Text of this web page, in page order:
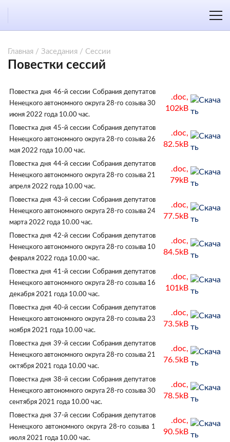
Главная / Заседания / Сессии
Повестки сессий
Повестка дня 46-й сессии Собрания депутатов
Ненецкого автономного округа 28-го созыва 30
июня 2022 года 10.00 час.
.doc,
102kB
Повестка дня 45-й сессии Собрания депутатов
Ненецкого автономного округа 28-го созыва 26
мая 2022 года 10.00 час.
.doc,
82.5kB
Повестка дня 44-й сессии Собрания депутатов
Ненецкого автономного округа 28-го созыва 21
апреля 2022 года 10.00 час.
.doc,
79kB
Повестка дня 43-й сессии Собрания депутатов
Ненецкого автономного округа 28-го созыва 24
марта 2022 года 10.00 час.
.doc,
77.5kB
Повестка дня 42-й сессии Собрания депутатов
Ненецкого автономного округа 28-го созыва 10
февраля 2022 года 10.00 час.
.doc,
84.5kB
Повестка дня 41-й сессии Собрания депутатов
Ненецкого автономного округа 28-го созыва 16
декабря 2021 года 10.00 час.
.doc,
101kB
Повестка дня 40-й сессии Собрания депутатов
Ненецкого автономного округа 28-го созыва 23
ноября 2021 года 10.00 час.
.doc,
73.5kB
Повестка дня 39-й сессии Собрания депутатов
Ненецкого автономного округа 28-го созыва 21
октября 2021 года 10.00 час.
.doc,
76.5kB
Повестка дня 38-й сессии Собрания депутатов
Ненецкого автономного округа 28-го созыва 30
сентября 2021 года 10.00 час.
.doc,
78.5kB
Повестка дня 37-й сессии Собрания депутатов
Ненецкого автономного округа 28-го созыва 1
июля 2021 года 10.00 час.
.doc,
90.5kB